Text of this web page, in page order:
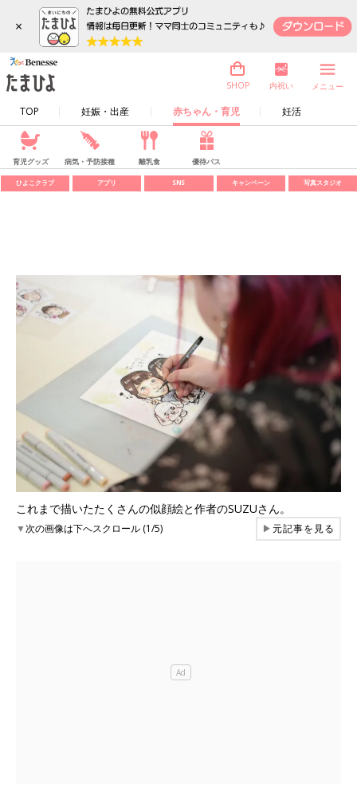
×
TOP 妊娠・出産 赤ちゃん・育児 妊活
SHOP 内祝い メニュー
育児グッズ 病気・予防接種 離乳食 優待パス
ひよこクラブ アプリ SNS キャンペーン 写真スタジオ
これまで描いたたくさんの似顔絵と作者のSUZUさん。
▼次の画像は下へスクロール (1/5) ▶元記事を見る